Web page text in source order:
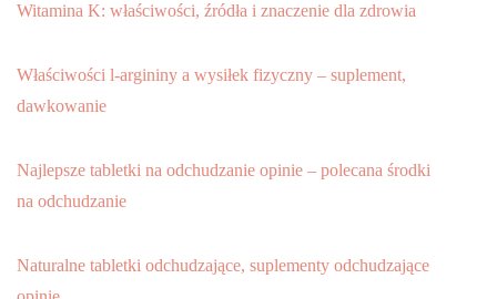
Witamina K: właściwości, źródła i znaczenie dla zdrowia
Właściwości l-argininy a wysiłek fizyczny – suplement,
dawkowanie
Najlepsze tabletki na odchudzanie opinie – polecana środki
na odchudzanie
Naturalne tabletki odchudzające, suplementy odchudzające